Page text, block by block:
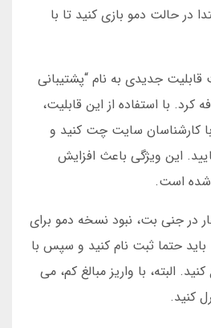
در حالت دمو بازی کنید تا با
جنی بت قابلیت جدیدی به نام “پشتیبانی
کرد. با استفاده از این قابلیت،
کارشناسان سایت چت کنید و
این ویژگی باعث افزایش
شده است.
در جنی بت، نبود نسخه دمو برای
حتما ثبت نام کنید و سپس با
البته، با واریز مبالغ کم، می
کنید.